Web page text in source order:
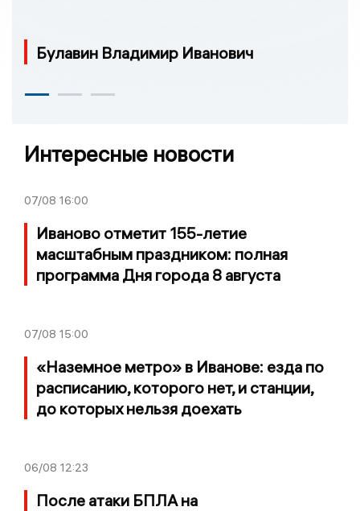
Булавин Владимир Иванович
Интересные новости
07/08 16:00
Иваново отметит 155-летие
масштабным праздником: полная
программа Дня города 8 августа
07/08 15:00
«Наземное метро» в Иванове: езда по
расписанию, которого нет, и станции,
до которых нельзя доехать
06/08 12:23
После атаки БПЛА на